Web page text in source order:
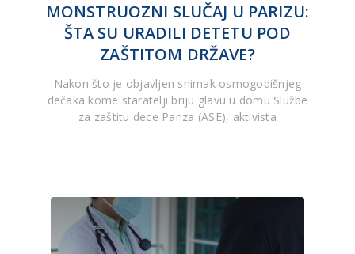
MONSTRUOZNI SLUČAJ U PARIZU:
ŠTA SU URADILI DETETU POD
ZAŠTITOM DRŽAVE?
Nakon što je objavljen snimak osmogodišnjeg
dečaka kome staratelji briju glavu u domu Službe
za zaštitu dece Pariza (ASE), aktivista